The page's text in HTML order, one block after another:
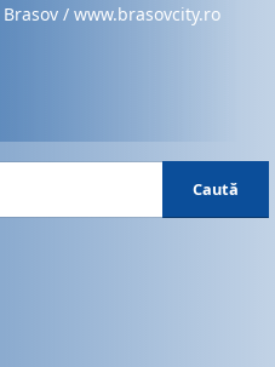
/ www.brasovcity.ro
Caută